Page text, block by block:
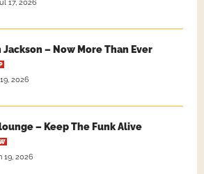
17, 2026
Jackson – Now More Than Ever
2026
– Keep The Funk Alive
19, 2026